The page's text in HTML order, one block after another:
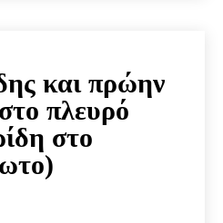
και πρώην
πλευρό
στο